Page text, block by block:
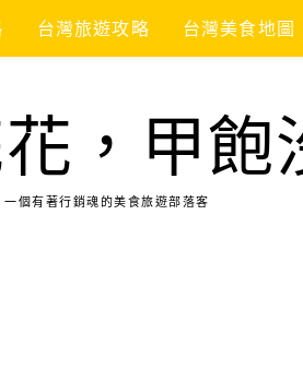
台灣旅遊攻略 台灣美食地圖
，甲飽
一個有著行銷魂的美食旅遊部落客